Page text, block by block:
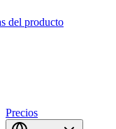
del producto
Precios